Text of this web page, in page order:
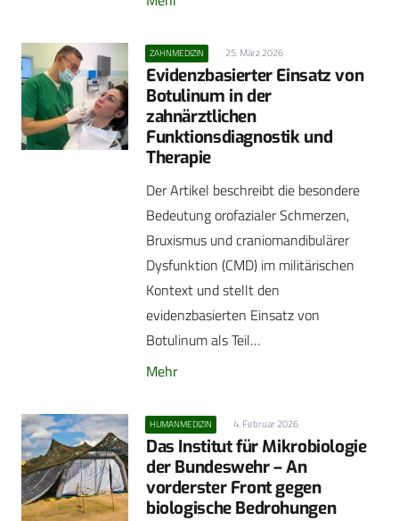
ZAHNMEDIZIN 25. März 2026
Evidenzbasierter Einsatz von
Botulinum in der
zahnärztlichen
Funktionsdiagnostik und
Therapie
Der Artikel beschreibt die besondere
Bedeutung orofazialer Schmerzen,
Bruxismus und craniomandibulärer
Dysfunktion (CMD) im militärischen
Kontext und stellt den
evidenzbasierten Einsatz von
Botulinum als Teil…
Mehr
HUMANMEDIZIN 4. Februar 2026
Das Institut für Mikrobiologie
der Bundeswehr – An
vorderster Front gegen
biologische Bedrohungen